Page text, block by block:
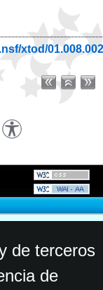
xtod/
de terceros
de